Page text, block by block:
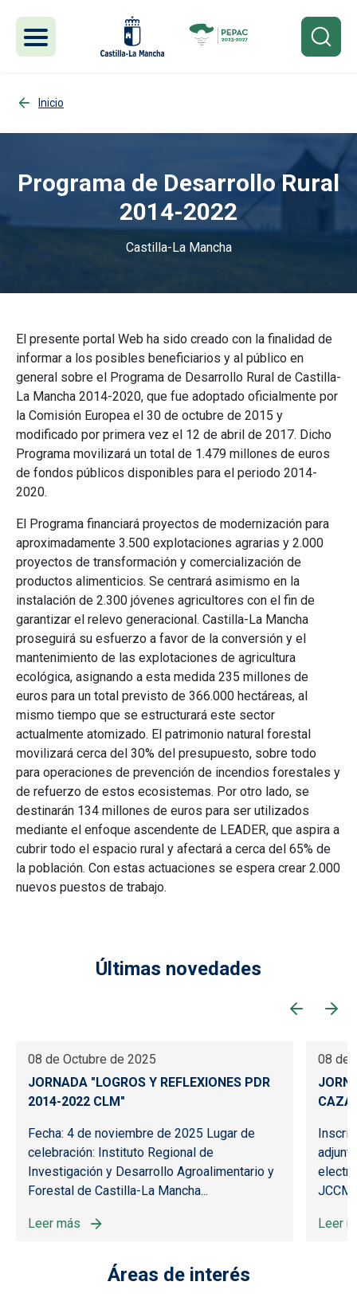
Inicio
Programa de Desarrollo Rural
2014-2022
Castilla-La Mancha
El presente portal Web ha sido creado con la finalidad de
informar a los posibles beneficiarios y al público en
general sobre el Programa de Desarrollo Rural de Castilla-
La Mancha 2014-2020, que fue adoptado oficialmente por
la Comisión Europea el 30 de octubre de 2015 y
modificado por primera vez el 12 de abril de 2017. Dicho
Programa movilizará un total de 1.479 millones de euros
de fondos públicos disponibles para el periodo 2014-
2020.
El Programa financiará proyectos de modernización para
aproximadamente 3.500 explotaciones agrarias y 2.000
proyectos de transformación y comercialización de
productos alimenticios. Se centrará asimismo en la
instalación de 2.300 jóvenes agricultores con el fin de
garantizar el relevo generacional. Castilla-La Mancha
proseguirá su esfuerzo a favor de la conversión y el
mantenimiento de las explotaciones de agricultura
ecológica, asignando a esta medida 235 millones de
euros para un total previsto de 366.000 hectáreas, al
mismo tiempo que se estructurará este sector
actualmente atomizado. El patrimonio natural forestal
movilizará cerca del 30% del presupuesto, sobre todo
para operaciones de prevención de incendios forestales y
de refuerzo de estos ecosistemas. Por otro lado, se
destinarán 134 millones de euros para ser utilizados
mediante el enfoque ascendente de LEADER, que aspira a
cubrir todo el espacio rural y afectará a cerca del 65% de
la población. Con estas actuaciones se espera crear 2.000
nuevos puestos de trabajo.
Últimas novedades
DE CONOCIMIENTOS E INFORMACION 2025
08 de Octubre de 2025
JORNADA "LOGROS Y REFLEXIONES PDR
2014-2022 CLM"
Fecha: 4 de noviembre de 2025 Lugar de
celebración: Instituto Regional de
Investigación y Desarrollo Agroalimentario y
Forestal de Castilla-La Mancha...
Leer más
sobre JORNADA "LOGROS Y REFLEXIONES PDR 2014-
08 de
CAZA
JCCM
Leer
sobre
Áreas de interés